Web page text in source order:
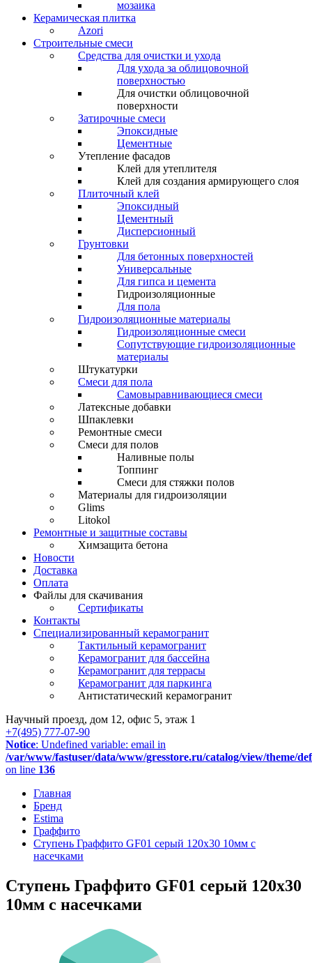
мозаика
Керамическая плитка
Azori
Строительные смеси
Средства для очистки и ухода
Для ухода за облицовочной
поверхностью
Для очистки облицовочной
поверхности
Затирочные смеси
Эпоксидные
Цементные
Утепление фасадов
Клей для утеплителя
Клей для создания армирующего слоя
Плиточный клей
Эпоксидный
Цементный
Дисперсионный
Грунтовки
Для бетонных поверхностей
Универсальные
Для гипса и цемента
Гидроизоляционные
Для пола
Гидроизоляционные материалы
Гидроизоляционные смеси
Сопутствующие гидроизоляционные
материалы
Штукатурки
Смеси для пола
Самовыравнивающиеся смеси
Латексные добавки
Шпаклевки
Ремонтные смеси
Смеси для полов
Наливные полы
Топпинг
Смеси для стяжки полов
Материалы для гидроизоляции
Glims
Litokol
Ремонтные и защитные составы
Химзащита бетона
Новости
Доставка
Оплата
Файлы для скачивания
Сертификаты
Контакты
Специализированный керамогранит
Тактильный керамогранит
Керамогранит для бассейна
Керамогранит для террасы
Керамогранит для паркинга
Антистатический керамогранит
Научный проезд, дом 12, офис 5, этаж 1
+7(495) 777-07-90
Notice: Undefined variable: email in
/var/www/fastuser/data/www/gresstore.ru/catalog/view/theme/
on line 136
Главная
Бренд
Estima
Граффито
Ступень Граффито GF01 серый 120x30 10мм с
насечками
Ступень Граффито GF01 серый 120x30
10мм с насечками